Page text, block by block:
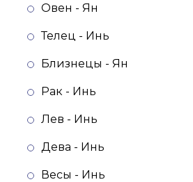
Овен - Ян
Телец - Инь
Близнецы - Ян
Рак - Инь
Лев - Инь
Дева - Инь
Весы - Инь